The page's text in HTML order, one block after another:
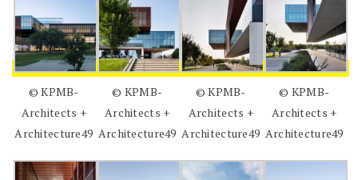
© KPMB-
Architects +
Architecture49
© KPMB-
Architects +
Architecture49
© KPMB-
Architects +
Architecture49
© KPMB-
Architects +
Architecture49